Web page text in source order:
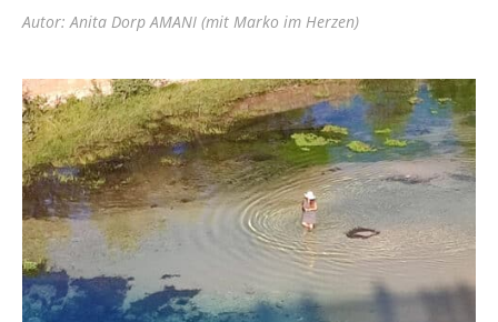
Autor: Anita Dorp AMANI (mit Marko im Herzen)